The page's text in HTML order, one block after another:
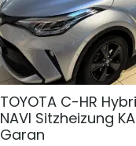
TOYOTA C-HR
NAVI Sitzheizung
Garan